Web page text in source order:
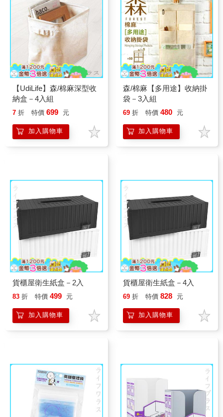
【UdiLife】森/棉麻深型收
納盒－4入組
7 折 特價 699 元
加入購物車
森/棉麻【多用途】收納掛
袋－3入組
69 折 特價 480 元
加入購物車
貨櫃屋衛生紙盒－2入
83 折 特價 499 元
加入購物車
貨櫃屋衛生紙盒－4入
69 折 特價 828 元
加入購物車